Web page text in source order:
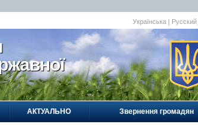
Українська | Русский
АКТУАЛЬНО Звернення громадян